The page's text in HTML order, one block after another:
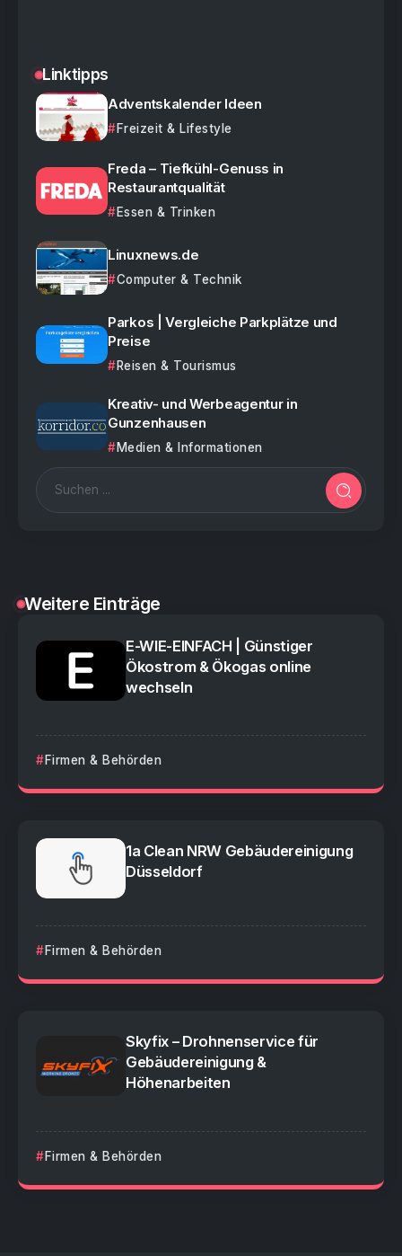
Linktipps
Adventskalender Ideen
Freizeit & Lifestyle
Freda – Tiefkühl-Genuss in
Restaurantqualität
Essen & Trinken
Linuxnews.de
Computer & Technik
Parkos | Vergleiche Parkplätze und
Preise
Reisen & Tourismus
Kreativ- und Werbeagentur in
Gunzenhausen
Medien & Informationen
Weitere Einträge
E-WIE-EINFACH | Günstiger
Ökostrom & Ökogas online
wechseln
Firmen & Behörden
1a Clean NRW Gebäudereinigung
Düsseldorf
Firmen & Behörden
Skyfix – Drohnenservice für
Gebäudereinigung &
Höhenarbeiten
Firmen & Behörden